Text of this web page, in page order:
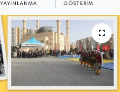
YAYINLANMA GÖSTERIM